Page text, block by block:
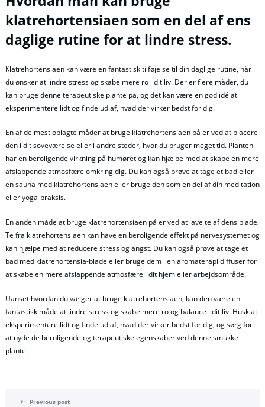
klatrehortensiaen som en del af ens
daglige rutine for at lindre stress.
Klatrehortensiaen kan være en fantastisk tilføjelse til din daglige rutine, når
du ønsker at lindre stress og skabe mere ro i dit liv. Der er flere måder, du
kan bruge denne terapeutiske plante på, og det kan være en god idé at
eksperimentere lidt og finde ud af, hvad der virker bedst for dig.
En af de mest oplagte måder at bruge klatrehortensiaen på er ved at placere
den i dit soveværelse eller i andre steder, hvor du bruger meget tid. Planten
har en beroligende virkning på humøret og kan hjælpe med at skabe en mere
afslappende atmosfære omkring dig. Du kan også prøve at tage et bad eller
en sauna med klatrehortensiaen eller bruge den som en del af din meditation
eller yoga-praksis.
En anden måde at bruge klatrehortensiaen på er ved at lave te af dens blade.
Te fra klatrehortensiaen kan have en beroligende effekt på nervesystemet og
kan hjælpe med at reducere stress og angst. Du kan også prøve at tage et
bad med klatrehortensia-blade eller bruge dem i en aromaterapi diffuser for
at skabe en mere afslappende atmosfære i dit hjem eller arbejdsområde.
Uanset hvordan du vælger at bruge klatrehortensiaen, kan den være en
fantastisk måde at lindre stress og skabe mere ro og balance i dit liv. Husk at
eksperimentere lidt og finde ud af, hvad der virker bedst for dig, og sørg for
at nyde de beroligende og terapeutiske egenskaber ved denne smukke
plante.
Previous post